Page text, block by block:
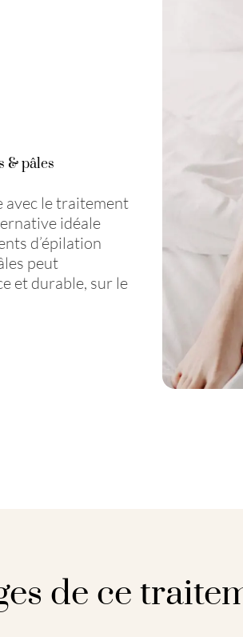
& pâles
avec le traitement
idéale
d’épilation
peut
et durable, sur le
de ce